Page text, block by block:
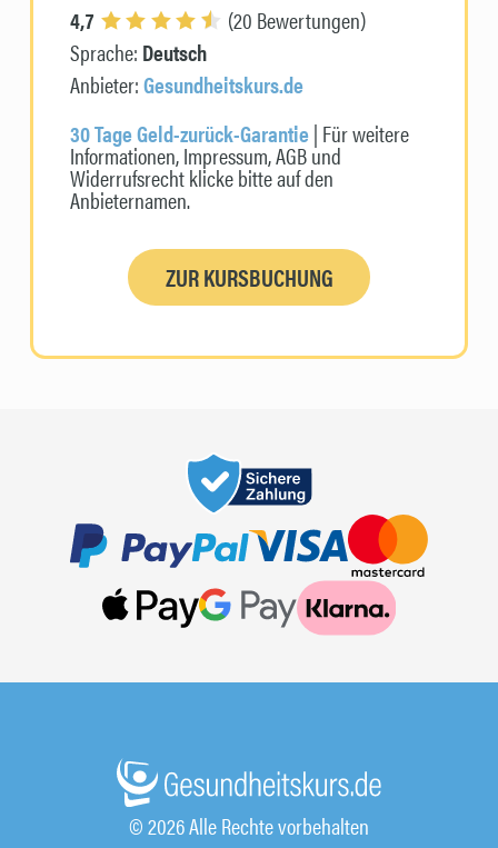
4,7
(20 Bewertungen)
Sprache: Deutsch
Anbieter:Gesundheitskurs.de
30 Tage Geld-zurück-Garantie| Für weitere
Informationen, Impressum, AGB und
Widerrufsrecht klicke bitte auf den
Anbieternamen.
ZUR KURSBUCHUNG
© 2026 Alle Rechte vorbehalten